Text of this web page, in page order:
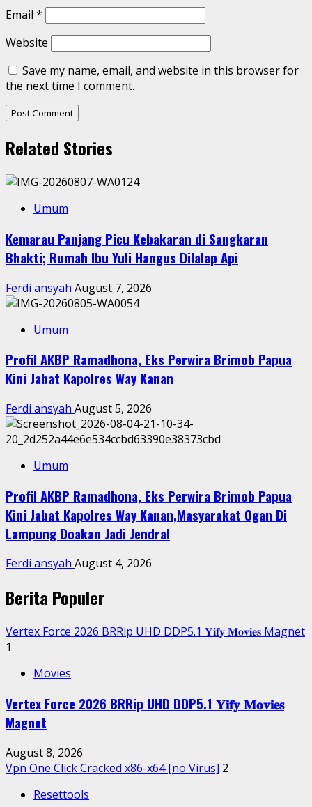
Email *
Website
Save my name, email, and website in this browser for
the next time I comment.
Related Stories
Umum
Kemarau Panjang Picu Kebakaran di Sangkaran
Bhakti; Rumah Ibu Yuli Hangus Dilalap Api
Ferdi ansyah August 7, 2026
Umum
Profil AKBP Ramadhona, Eks Perwira Brimob Papua
Kini Jabat Kapolres Way Kanan
Ferdi ansyah August 5, 2026
Umum
Profil AKBP Ramadhona, Eks Perwira Brimob Papua
Kini Jabat Kapolres Way Kanan,Masyarakat Ogan Di
Lampung Doakan Jadi Jendral
Ferdi ansyah August 4, 2026
Berita Populer
Vertex Force 2026 BRRip UHD DDP5.1 𝐘𝐢𝐟𝐲 𝐌𝐨𝐯𝐢𝐞𝐬 Magnet
1
Movies
Vertex Force 2026 BRRip UHD DDP5.1 𝐘𝐢𝐟𝐲 𝐌𝐨𝐯𝐢𝐞𝐬
Magnet
August 8, 2026
Vpn One Click Cracked x86-x64 [no Virus] 2
Resettools